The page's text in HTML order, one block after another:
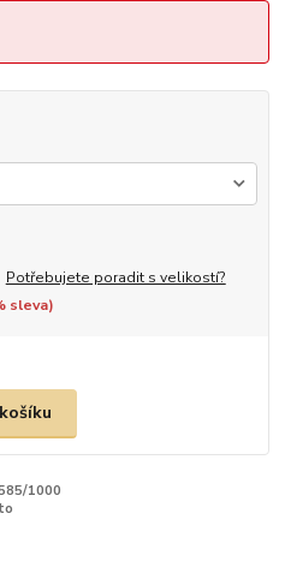
Potřebujete poradit s velikostí?
sleva)
1000